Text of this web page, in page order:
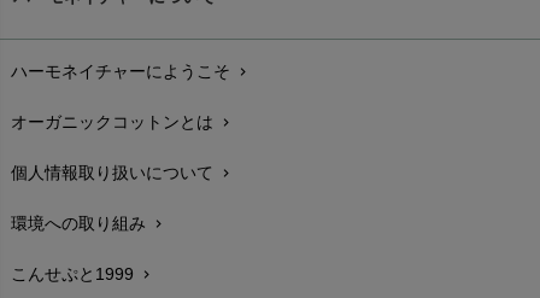
配送と送料chevron_right
在庫状況と発送予定chevron_right
サイズ・寸法chevron_right
生地・素材chevron_right
お手入れについて
ハーモネイチャーにようこそ chevron_right
オーガニックコットンとは chevron_right
個人情報取り扱いについて chevron_right
環境への取り組み chevron_right
こんせぷと1999 chevron_right